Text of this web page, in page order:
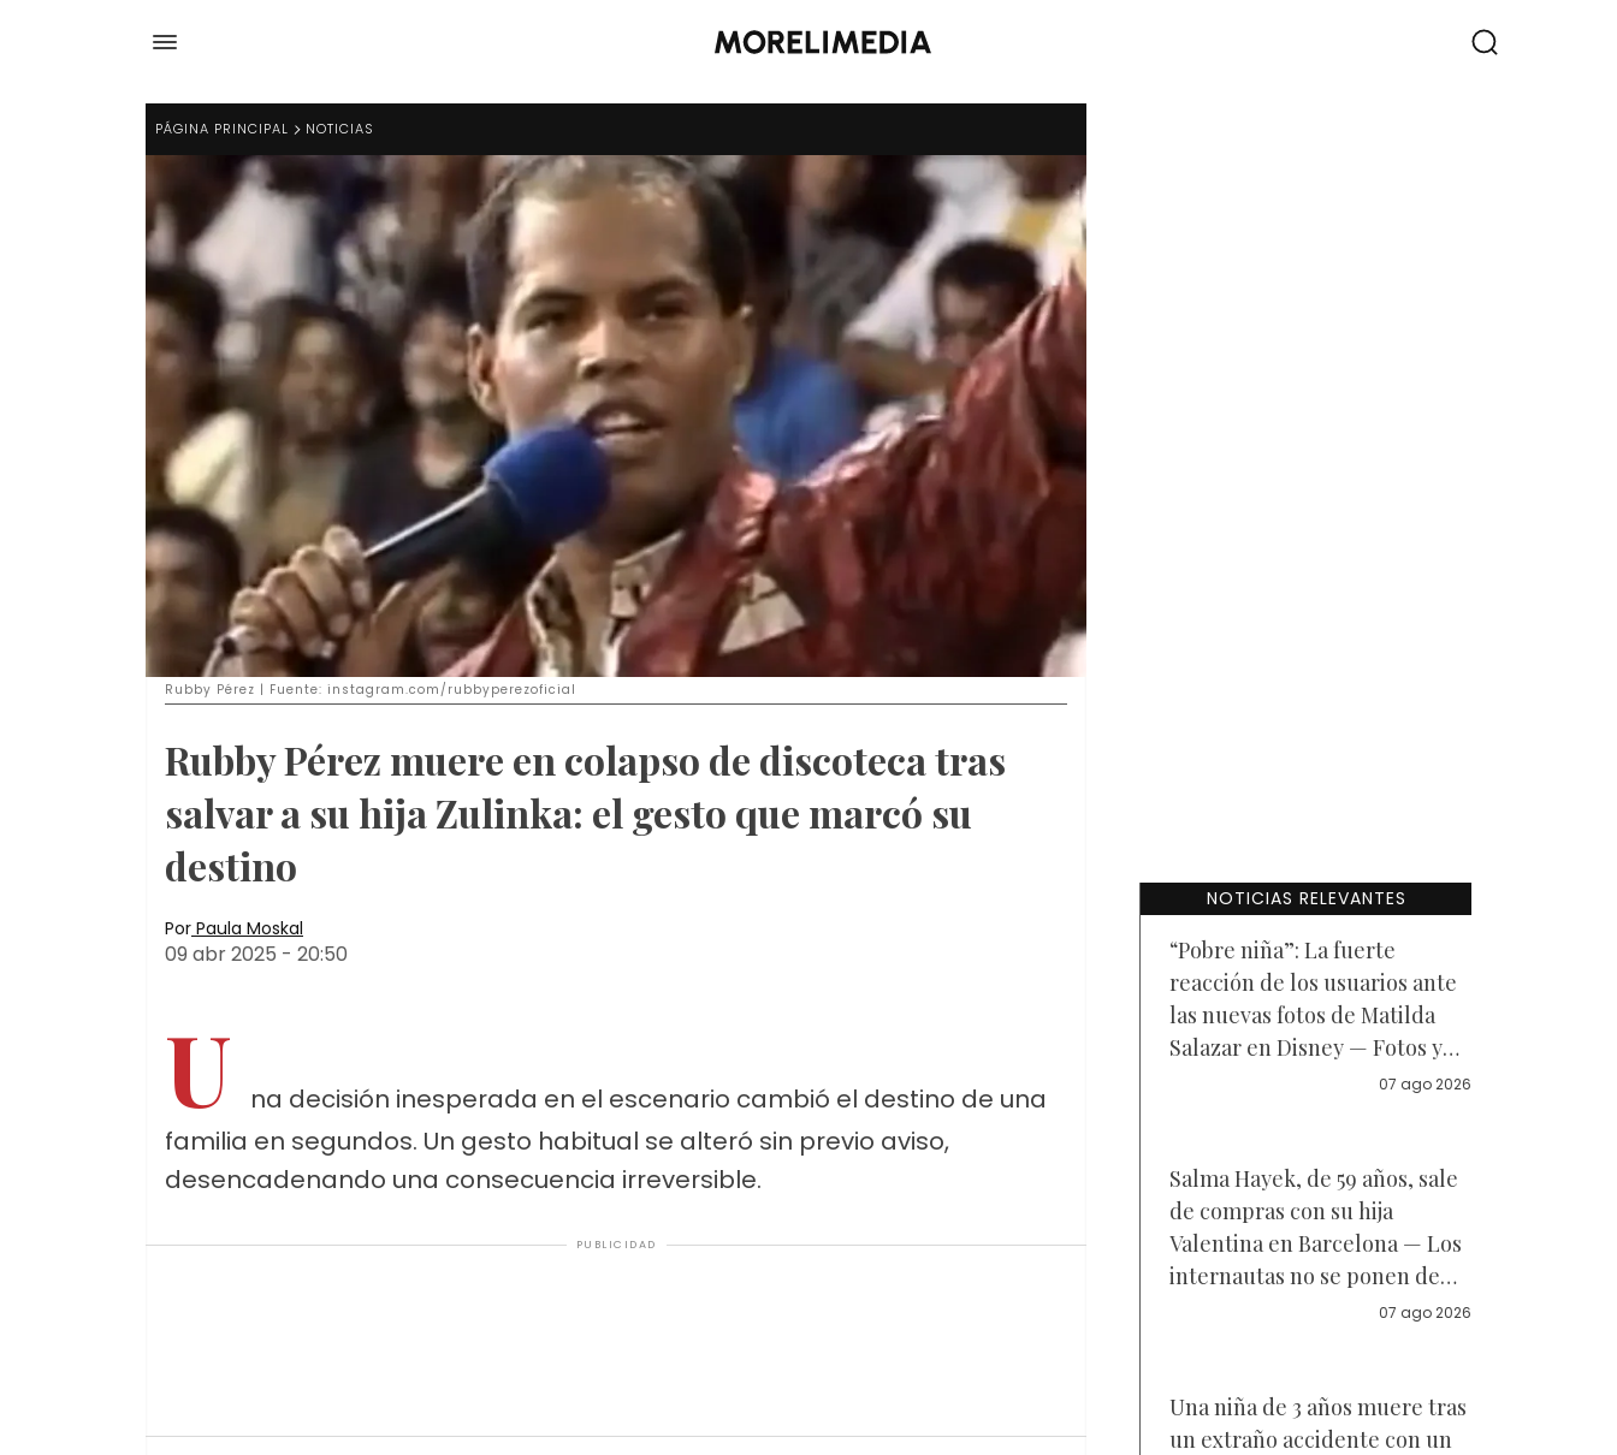
PÁGINA PRINCIPAL NOTICIAS
Rubby Pérez | Fuente: instagram.com/rubbyperezoficial
Rubby Pérez muere en colapso de discoteca tras
salvar a su hija Zulinka: el gesto que marcó su
destino
Por Paula Moskal
09 abr 2025 - 20:50
U
na decisión inesperada en el escenario cambió el destino de una
familia en segundos. Un gesto habitual se alteró sin previo aviso,
desencadenando una consecuencia irreversible.
PUBLICIDAD
NOTICIAS RELEVANTES
“Pobre niña”: La fuerte
reacción de los usuarios ante
las nuevas fotos de Matilda
Salazar en Disney — Fotos y
07 ago 2026
Salma Hayek, de 59 años, sale
de compras con su hija
Valentina en Barcelona — Los
internautas no se ponen de
acuerdo sobre a quién se07 ago 2026
Una niña de 3 años muere tras
un extraño accidente con un